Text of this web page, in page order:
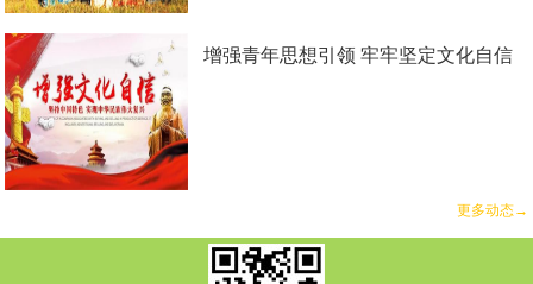
增强青年思想引领 牢牢坚定文化自信
更多动态→